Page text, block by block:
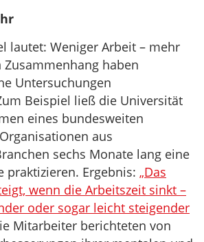
lautet: Weniger Arbeit – mehr
Zusammenhang haben
Untersuchungen
Beispiel ließ die Universität
eines bundesweiten
aus
sechs Monate lang eine
praktizieren. Ergebnis: „Das
wenn die Arbeitszeit sinkt –
oder sogar leicht steigender
Mitarbeiter berichteten von